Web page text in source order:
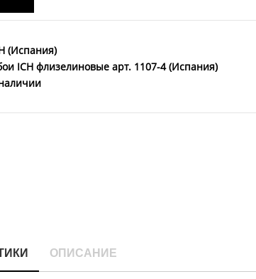
(Испания)
ICH флизелиновые арт. 1107-4 (Испания)
ОПИСАНИЕ